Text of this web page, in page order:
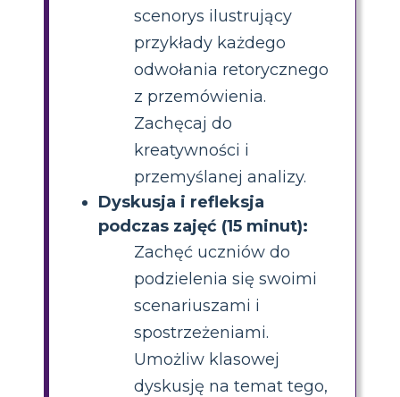
scenorys ilustrujący
przykłady każdego
odwołania retorycznego
z przemówienia.
Zachęcaj do
kreatywności i
przemyślanej analizy.
Dyskusja i refleksja
podczas zajęć (15 minut):
Zachęć uczniów do
podzielenia się swoimi
scenariuszami i
spostrzeżeniami.
Umożliw klasowej
dyskusję na temat tego,